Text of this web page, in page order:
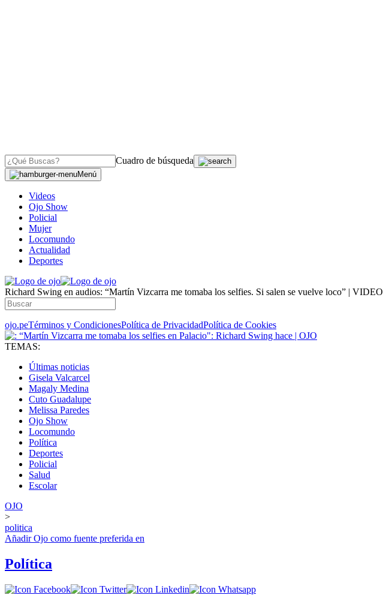
Cuadro de búsqueda
Menú
Videos
Ojo Show
Policial
Mujer
Locomundo
Actualidad
Deportes
Richard Swing en audios: “Martín Vizcarra me tomaba los selfies. Si salen se vuelve loco” | VIDEO
ojo.peTérminos y CondicionesPolítica de PrivacidadPolítica de Cookies
TEMAS:
Últimas noticias
Gisela Valcarcel
Magaly Medina
Cuto Guadalupe
Melissa Paredes
Ojo Show
Locomundo
Política
Deportes
Policial
Salud
Escolar
OJO
>
politica
AñadirOjo como fuente preferida en
Política